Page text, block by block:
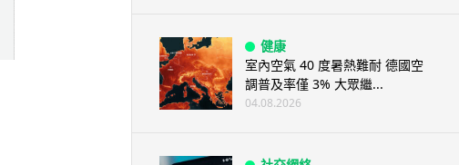
健康
室內空氣 40 度暑熱難耐 德國空
調普及率僅 3% 大眾繼...
04.08.2026